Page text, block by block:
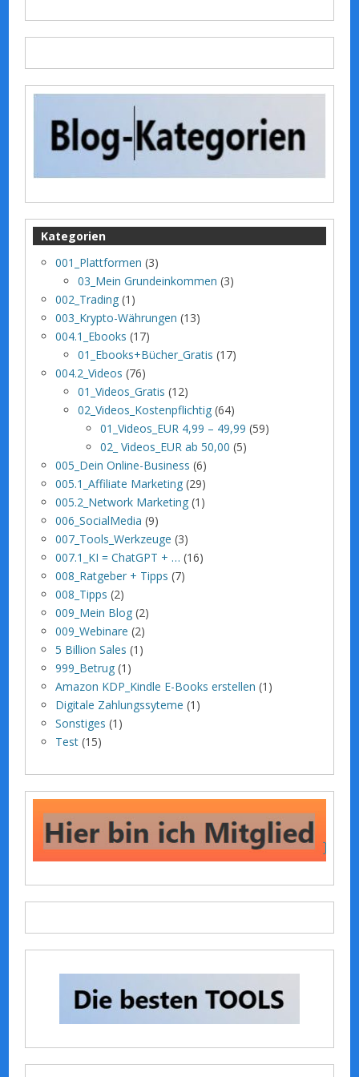
Kategorien
001_Plattformen (3)
03_Mein Grundeinkommen (3)
002_Trading (1)
003_Krypto-Währungen (13)
004.1_Ebooks (17)
01_Ebooks+Bücher_Gratis (17)
004.2_Videos (76)
01_Videos_Gratis (12)
02_Videos_Kostenpflichtig (64)
01_Videos_EUR 4,99 – 49,99 (59)
02_ Videos_EUR ab 50,00 (5)
005_Dein Online-Business (6)
005.1_Affiliate Marketing (29)
005.2_Network Marketing (1)
006_SocialMedia (9)
007_Tools_Werkzeuge (3)
007.1_KI = ChatGPT + … (16)
008_Ratgeber + Tipps (7)
008_Tipps (2)
009_Mein Blog (2)
009_Webinare (2)
5 Billion Sales (1)
999_Betrug (1)
Amazon KDP_Kindle E-Books erstellen (1)
Digitale Zahlungssyteme (1)
Sonstiges (1)
Test (15)